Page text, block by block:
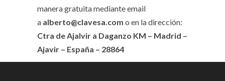
manera gratuita mediante email
a alberto@clavesa.com o en la dirección:
Ctra de Ajalvir a Daganzo KM – Madrid –
Ajavir – España – 28864